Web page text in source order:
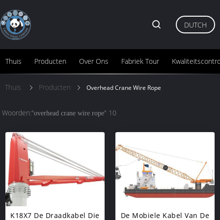
Thuis Producten Over Ons Fabriek Tour
DUTCH
Thuis Producten Overhead Crane Wire Rope
Woorden:"overhead crane wire rope" 10
K18X7 De Draadkabel Die
De Mobiele Kabel Van De